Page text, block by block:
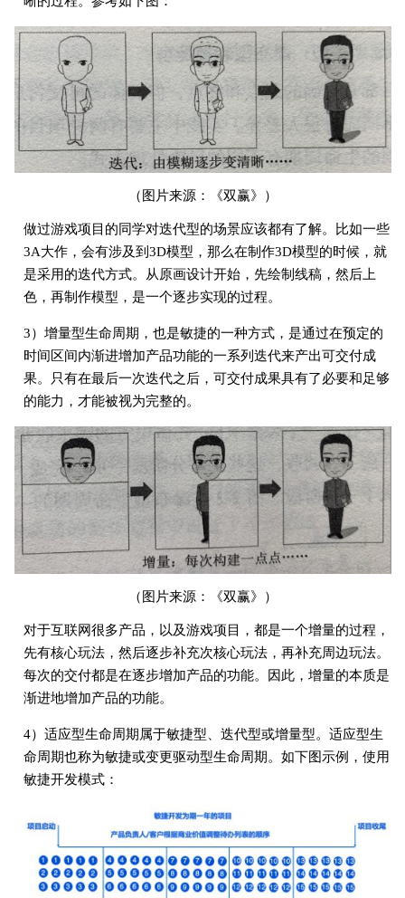
（图片来源：《双赢》）
做过游戏项目的同学对迭代型的场景应该都有了解。比如一些
3A大作，会有涉及到3D模型，那么在制作3D模型的时候，就
是采用的迭代方式。从原画设计开始，先绘制线稿，然后上
色，再制作模型，是一个逐步实现的过程。
3）增量型生命周期，也是敏捷的一种方式，是通过在预定的
时间区间内渐进增加产品功能的一系列迭代来产出可交付成
果。只有在最后一次迭代之后，可交付成果具有了必要和足够
的能力，才能被视为完整的。
（图片来源：《双赢》）
对于互联网很多产品，以及游戏项目，都是一个增量的过程，
先有核心玩法，然后逐步补充次核心玩法，再补充周边玩法。
每次的交付都是在逐步增加产品的功能。因此，增量的本质是
渐进地增加产品的功能。
4）适应型生命周期属于敏捷型、迭代型或增量型。适应型生
命周期也称为敏捷或变更驱动型生命周期。如下图示例，使用
敏捷开发模式：